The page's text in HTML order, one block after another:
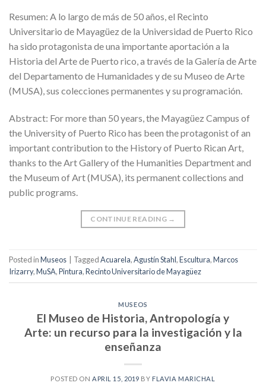
Resumen: A lo largo de más de 50 años, el Recinto
Universitario de Mayagüez de la Universidad de Puerto Rico
ha sido protagonista de una importante aportación a la
Historia del Arte de Puerto rico, a través de la Galería de Arte
del Departamento de Humanidades y de su Museo de Arte
(MUSA), sus colecciones permanentes y su programación.
Abstract: For more than 50 years, the Mayagüez Campus of
the University of Puerto Rico has been the protagonist of an
important contribution to the History of Puerto Rican Art,
thanks to the Art Gallery of the Humanities Department and
the Museum of Art (MUSA), its permanent collections and
public programs.
CONTINUE READING →
Posted inMuseos TaggedAcuarela,Agustín Stahl,Escultura,Marcos
Irizarry,MuSA,Pintura,Recinto Universitario de Mayagüez
MUSEOS
El Museo de Historia, Antropología y
Arte: un recurso para la investigación y la
enseñanza
POSTED ONAPRIL 15, 2019 BY FLAVIA MARICHAL